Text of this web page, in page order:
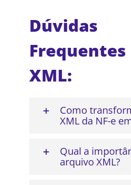
Dúvidas
XML:
Como
XML da NF-e
Qual a
arquivo XML?